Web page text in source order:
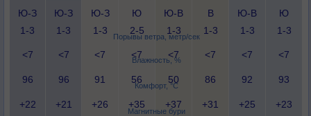
Порывы ветра, метр/сек
Влажность, %
Комфорт, °C
Магнитные бури
Ю-З
1-3
Ю-З
1-3
Ю-З
1-3
Ю
2-5
Ю-В
1-3
В
1-3
Ю-В
1-3
Ю
1-3
<7 <7 <7 <7 <7 <7 <7 <7
96 96 91 56 50 86 92 93
+22 +21 +26 +35 +37 +31 +25 +23